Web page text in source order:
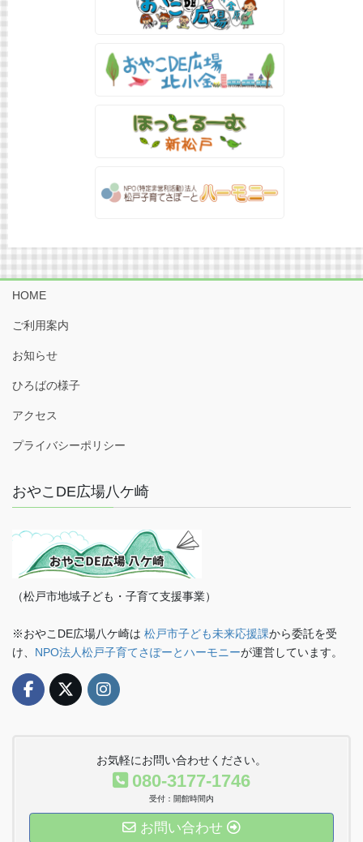
HOME
ご利用案内
お知らせ
ひろばの様子
アクセス
プライバシーポリシー
おやこDE広場八ケ崎
（松戸市地域子ども・子育て支援事業）
※おやこDE広場八ケ崎は 松戸市子ども未来応援課から委託を受
け、 NPO法人松戸子育てさぽーとハーモニーが運営しています。
お気軽にお問い合わせください。
080-3177-1746
受付：開館時間内
お問い合わせ